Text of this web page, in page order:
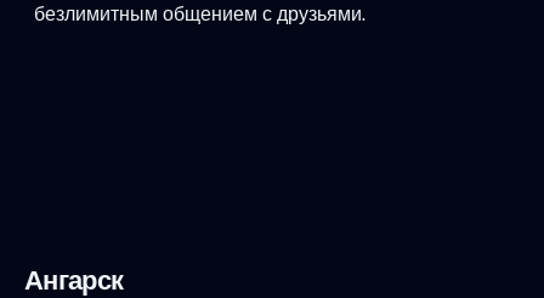
безлимитным общением с друзьями.
Ангарск